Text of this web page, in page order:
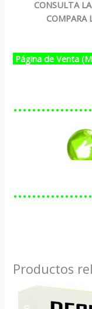
CONSULTA
COMPARA
Página de Venta
Productos
El
precio
El